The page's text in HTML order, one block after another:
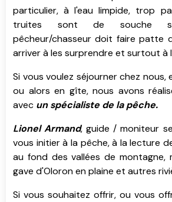
particulier, à l'eau limpide, trop
truites sont de souche
pêcheur/chasseur doit faire patte
arriver à les surprendre et surtout à
Si vous voulez séjourner chez nous,
ou alors en gîte, nous avons
avec un spécialiste de la pêche.
Lionel Armand, guide / moniteur
vous initier à la pêche, à la lecture
au fond des vallées de montagne,
gave d'Oloron en plaine et autres
Si vous souhaitez offrir, ou vous